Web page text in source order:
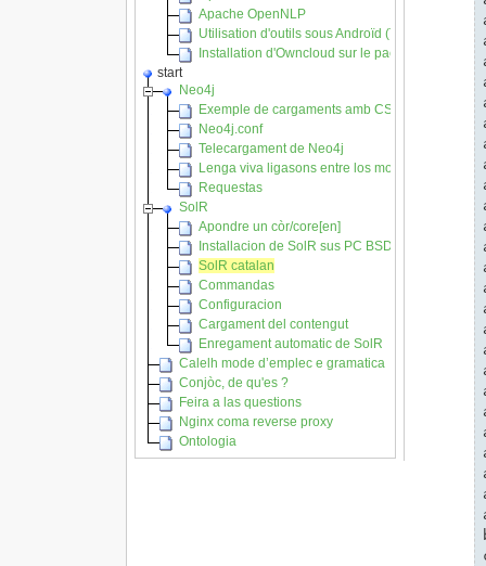
Apache OpenNLP
Utilisation d'outils sous Androïd (Tablettes et
Installation d'Owncloud sur le pack VPS d'OVH
start
Neo4j
Exemple de cargaments amb CSV
Neo4j.conf
Telecargament de Neo4j
Lenga viva ligasons entre los mots
Requestas
SolR
Apondre un còr/core[en]
Installacion de SolR sus PC BSD
SolR catalan
Commandas
Configuracion
Cargament del contengut
Enregament automatic de SolR
Calelh mode d’emplec e gramatica
Conjòc, de qu'es ?
Feira a las questions
Nginx coma reverse proxy
Ontologia